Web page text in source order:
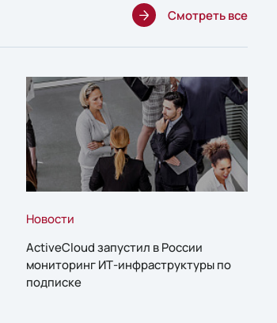
Смотреть все
Новости
ActiveCloud запустил в России
мониторинг ИТ-инфраструктуры по
подписке